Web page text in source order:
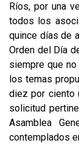
Ríos, por una
todos los
quince días de
Orden del Día
siempre que
los temas
diez por ciento
solicitud
Asamblea
contemplados